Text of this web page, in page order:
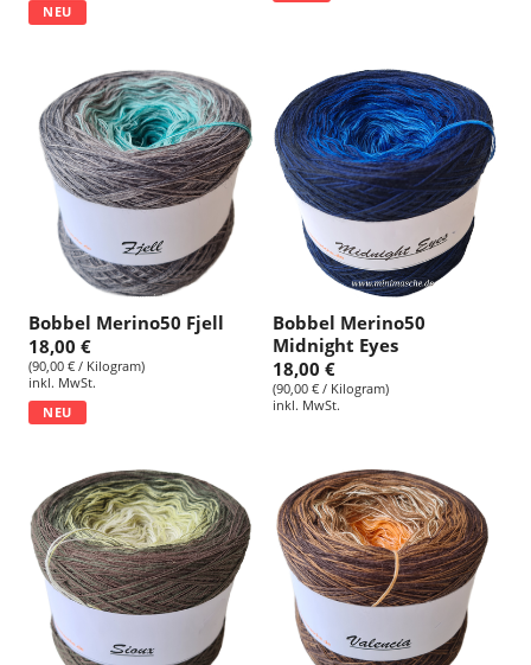
NEU
Bobbel Merino50 Fjell
18,00 €
(90,00 € / Kilogram)
inkl. MwSt.
NEU
Bobbel Merino50
Midnight Eyes
18,00 €
(90,00 € / Kilogram)
inkl. MwSt.